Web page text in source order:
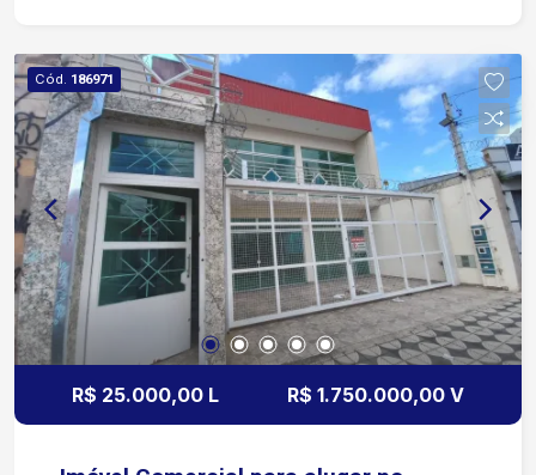
garantindo mobilidade para as zonas norte leste
e industrial Região com grande fluxo de
pedestres e veículos ampla oferta de comércios
bancos farmácias restaurantes linhas de ônibus e
fácil estacionamento na proximidade
Cód. 186971
R$ 25.000,00 L R$ 1.750.000,00 V